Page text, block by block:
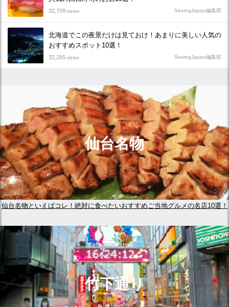
32,709views SeeingJapan編集部
北海道でこの夜景だけは見ておけ！あまりに美しい人気の
おすすめスポット10選！
32,255views SeeingJapan編集部
仙台名物
仙台名物といえばコレ！絶対に食べたいおすすめご当地グルメの名店10選！
竹下通り